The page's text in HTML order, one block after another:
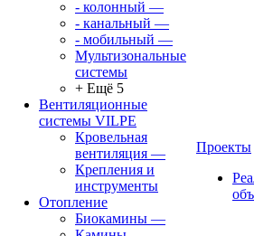
- колонный —
- канальный —
- мобильный —
Мультизональные
системы
+ Ещё 5
Вентиляционные
системы VILPE
Кровельная
вентиляция —
Крепления и
инструменты
Отопление
Биокамины —
Проекты